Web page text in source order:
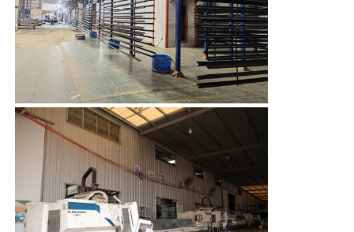
De Profielen van het aluminiumvenster
Aluminium Deurprofielen
Industriële aluminium-extrusie
Accessoires voor aluminiumprofielen